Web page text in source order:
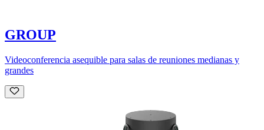
GROUP
Videoconferencia asequible para salas de reuniones medianas y
grandes